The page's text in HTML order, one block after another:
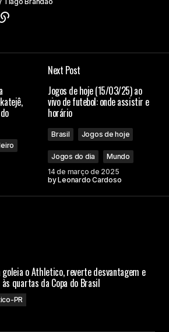
Next Post
Jogos de hoje (15/03/25) ao
vivo de futebol: onde assistir e
horário
Brasil Jogos de hoje
Jogos do dia
Mundo
14 de março de 2025
byLeonardo Cardoso
o Athletico, reverte desvantagem e
às quartas da Copa do Brasil
PR